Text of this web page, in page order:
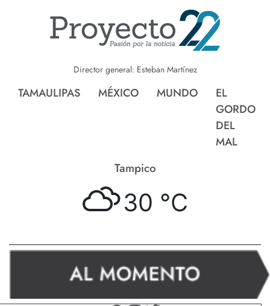
Director general: Esteban Martínez
TAMAULIPAS MÉXICO MUNDO
EL
GORDO
DEL
MAL
Tampico
30 °C